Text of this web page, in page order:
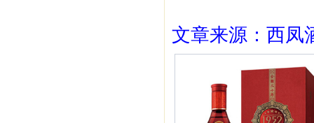
文章来源：西凤